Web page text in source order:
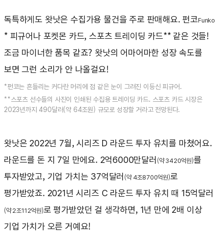
독특하게도 왓낫은 수집가용 물건을 주로 판매해요. 펀코Funko
* 피규어나 포켓몬 카드, 스포츠 트레이딩 카드** 같은 것들!
조금 마이너한 품목 같죠? 왓낫의 어마어마한 성장 속도를
보면 그런 소리가 안 나올걸요!
*펀코는 흔들리는 커다란 머리에 점 같은 눈이 그려진 이등신 피규어.
**스포츠 선수들의 사진이 인쇄된 수집용 트레이딩 카드. 스포츠 카드 시장은
2023년까지 490달러(약 64조원) 규모로 성장할 거라고 전망된다.
왓낫은 2022년 7월, 시리즈 D 라운드 투자 유치를 마쳤어요.
라운드를 돈 지 7일 만에요. 2억6000만달러 (약 3420억원)를
투자받았고, 기업 가치는 37억달러 (약 4조8700억원)로
평가받았죠. 2021년 시리즈 C 라운드 투자 유치 때 15억달러
(약 2조112억원)로 평가받았던 걸 생각하면, 1년 만에 2배 이상
기업 가치가 오른 거예요!